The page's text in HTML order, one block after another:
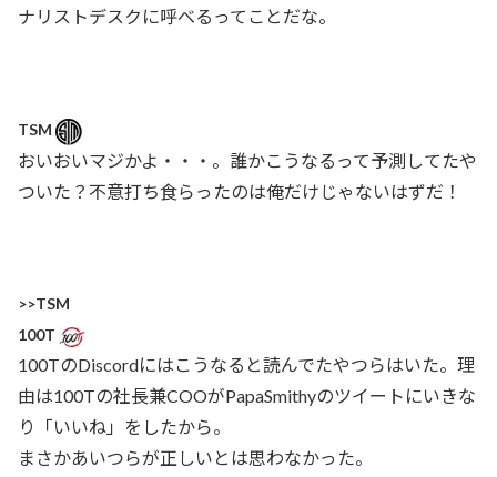
ナリストデスクに呼べるってことだな。
TSM
おいおいマジかよ・・・。誰かこうなるって予測してたや
ついた？不意打ち食らったのは俺だけじゃないはずだ！
>>TSM
100T
100TのDiscordにはこうなると読んでたやつらはいた。理
由は100Tの社長兼COOがPapaSmithyのツイートにいきな
り「いいね」をしたから。
まさかあいつらが正しいとは思わなかった。